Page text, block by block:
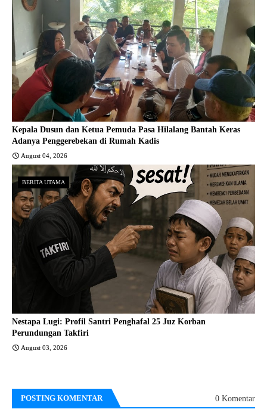
Kepala Dusun dan Ketua Pemuda Pasa Hilalang Bantah Keras
Adanya Penggerebekan di Rumah Kadis
August 04, 2026
BERITA UTAMA
Nestapa Lugi: Profil Santri Penghafal 25 Juz Korban
Perundungan Takfiri
August 03, 2026
POSTING KOMENTAR 0 Komentar